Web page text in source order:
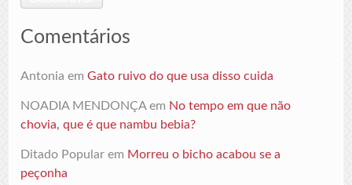
de
email
Comentários
Antonia emGato ruivo do que usa disso cuida
NOADIA MENDONÇAem No tempo em que não
chovia, que é que nambu bebia?
Ditado Popular em Morreu o bicho acabou se a
peçonha